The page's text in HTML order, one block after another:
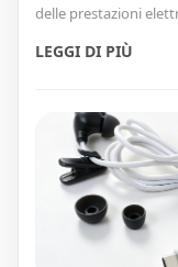
delle prestazioni
questo articolo,
richieste di offerta
ottenere una
più fluidi.
LEGGI DI PIÙ